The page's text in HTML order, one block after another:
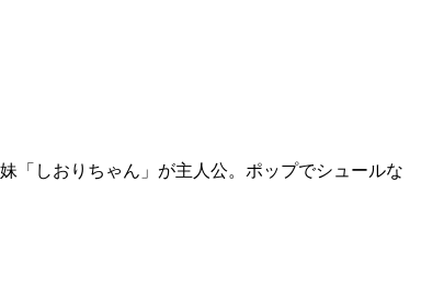
「しおりちゃん」が主人公。ポップでシュールな